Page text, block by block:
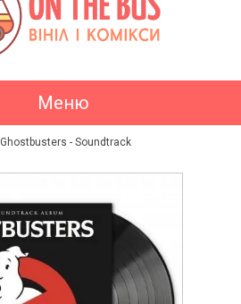
Меню
Ghostbusters - Soundtrack